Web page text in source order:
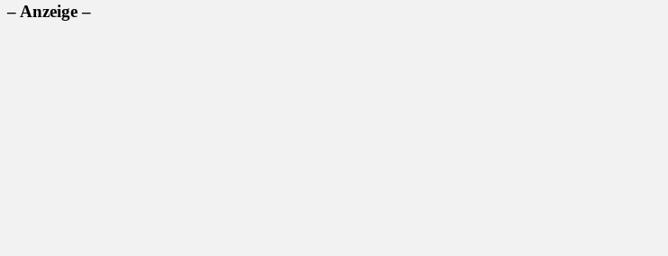
– Anzeige –